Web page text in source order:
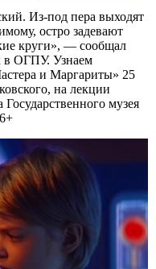
Из-под пера выходят
остро задевают
круги», — сообщал
в ОГПУ. Узнаем
и Маргариты» 25
на лекции
Государственного музея